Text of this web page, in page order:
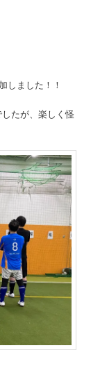
しました！！
たが、楽しく怪